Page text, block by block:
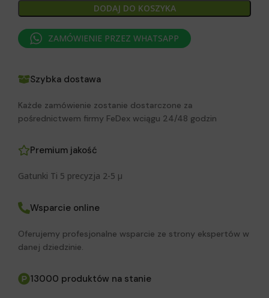
DODAJ DO KOSZYKA
ZAMÓWIENIE PRZEZ WHATSAPP
Szybka dostawa
Każde zamówienie zostanie dostarczone za
pośrednictwem firmy FeDex wciągu 24/48 godzin
Premium jakość
Gatunki Ti 5 precyzja 2-5 μ
Wsparcie online
Oferujemy profesjonalne wsparcie ze strony ekspertów w
danej dziedzinie.
13000 produktów na stanie